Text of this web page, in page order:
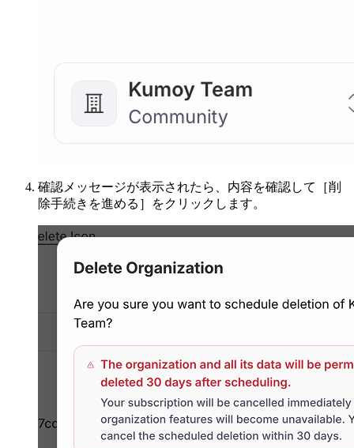
確認メッセージが表示されたら、内容を確認して［削
除手続きを進める］をクリックします。